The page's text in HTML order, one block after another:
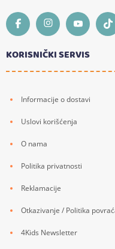
KORISNIČKI SERVIS
Informacije o dostavi
Uslovi korišćenja
O nama
Politika privatnosti
Reklamacije
Otkazivanje / Politika
4Kids Newsletter